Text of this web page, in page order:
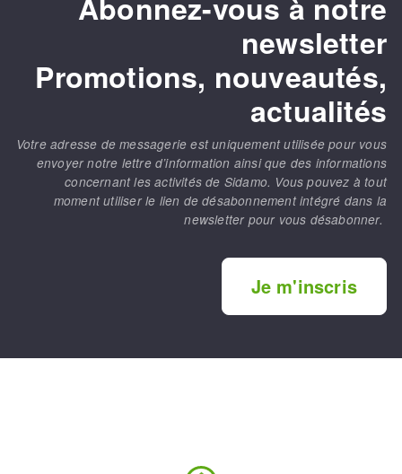
newsletter
Promotions, nouveautés,
actualités
Votre adresse de messagerie est uniquement utilisée pour vous
envoyer notre lettre d’information ainsi que des informations
concernant les activités de Sidamo. Vous pouvez à tout
moment utiliser le lien de désabonnement intégré dans la
newsletter pour vous désabonner.
Je m'inscris